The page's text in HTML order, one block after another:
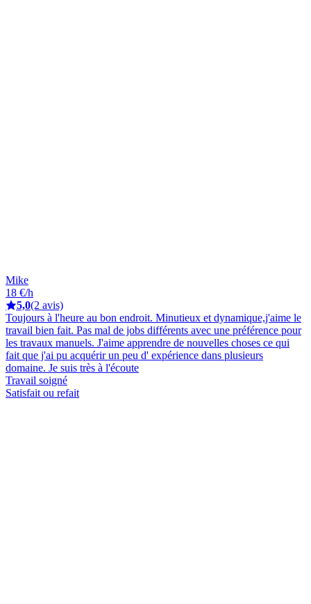
Mike
18 €/h
5,0(2 avis)
Toujours à l'heure au bon endroit. Minutieux et dynamique,j'aime le
travail bien fait. Pas mal de jobs différents avec une préférence pour
les travaux manuels. J'aime apprendre de nouvelles choses ce qui
fait que j'ai pu acquérir un peu d' expérience dans plusieurs
domaine. Je suis très à l'écoute
Travail soigné
Satisfait ou refait